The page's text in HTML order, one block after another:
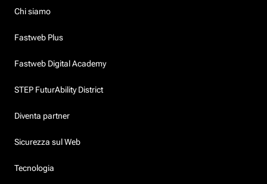
Chi siamo
Fastweb Plus
Fastweb Digital Academy
STEP FuturAbility District
Diventa partner
Sicurezza sul Web
Tecnologia